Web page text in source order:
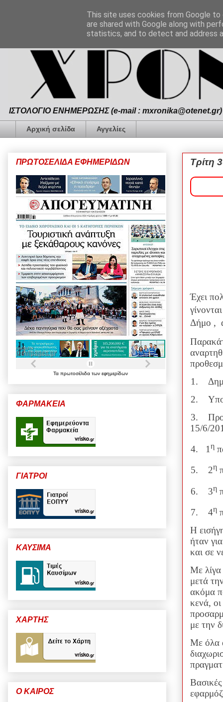
ΙΣΤΟΛΟΓΙΟ ΕΝΗΜΕΡΩΣΗΣ (e-mail :
Αρχική σελίδα Αγγελίες
Τρίτη
Έχει
Δήμο ,
1.
2.
3.
15/6/
4. 1 η
5. 2η
6. 3η
7. 4η
Η
ήταν
και σε
Με λίγα
μετά
ακόμα
κενά,
με την
Με όλα
ΠΡΩΤΟΣΕΛΙΔΑ ΕΦΗΜΕΡΙΔΩΝ
Τα πρωτοσέλιδα των εφημερίδων
ΦΑΡΜΑΚΕΙΑ
ΓΙΑΤΡΟΙ
ΚΑΥΣΙΜΑ
ΧΑΡΤΗΣ
Ο ΚΑΙΡΟΣ
This site uses cookies from Google
are shared with Google along with
statistics, and to detect and address